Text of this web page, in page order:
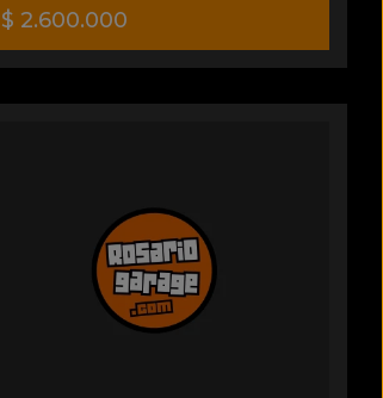
$ 2.600.000